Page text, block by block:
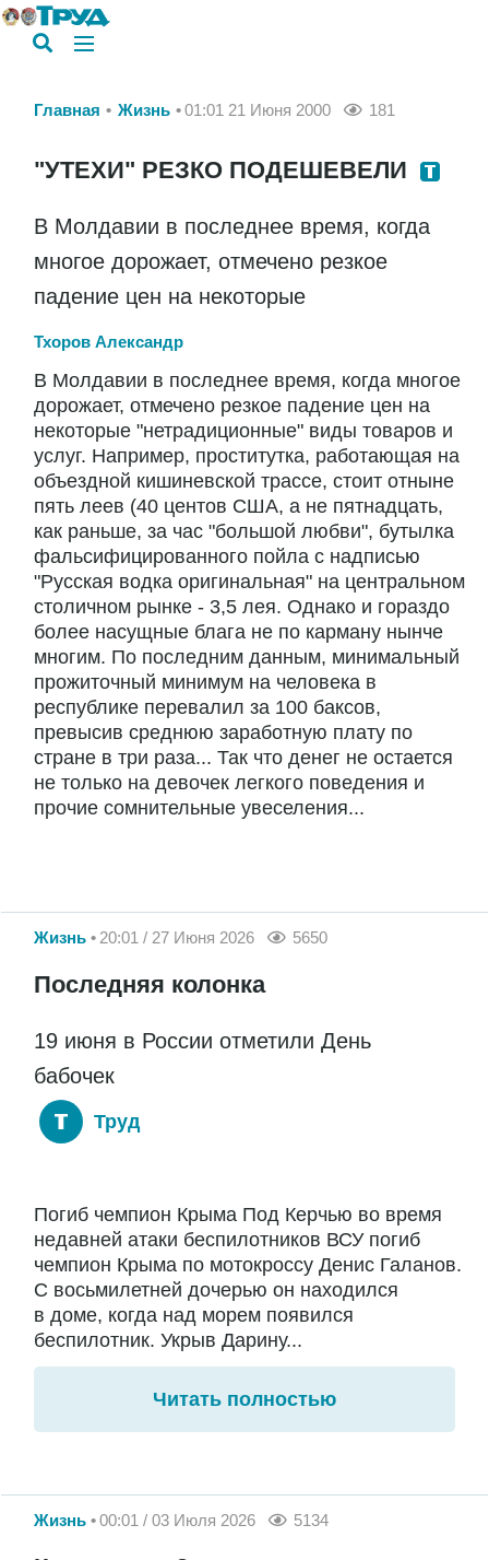
Главная Жизнь 01:01 21 Июня 2000 181
"УТЕХИ" РЕЗКО ПОДЕШЕВЕЛИ
В Молдавии в последнее время, когда
многое дорожает, отмечено резкое
падение цен на некоторые
Тхоров Александр
В Молдавии в последнее время, когда многое
дорожает, отмечено резкое падение цен на
некоторые "нетрадиционные" виды товаров и
услуг. Например, проститутка, работающая на
объездной кишиневской трассе, стоит отныне
пять леев (40 центов США, а не пятнадцать,
как раньше, за час "большой любви", бутылка
фальсифицированного пойла с надписью
"Русская водка оригинальная" на центральном
столичном рынке - 3,5 лея. Однако и гораздо
более насущные блага не по карману нынче
многим. По последним данным, минимальный
прожиточный минимум на человека в
республике перевалил за 100 баксов,
превысив среднюю заработную плату по
стране в три раза... Так что денег не остается
не только на девочек легкого поведения и
прочие сомнительные увеселения...
Жизнь 20:01 / 27 Июня 2026 5650
Последняя колонка
19 июня в России отметили День
бабочек
Труд
Погиб чемпион Крыма Под Керчью во время
недавней атаки беспилотников ВСУ погиб
чемпион Крыма по мотокроссу Денис Галанов.
С восьмилетней дочерью он находился
в доме, когда над морем появился
беспилотник. Укрыв Дарину...
Читать полностью
Жизнь 00:01 / 03 Июля 2026 5134